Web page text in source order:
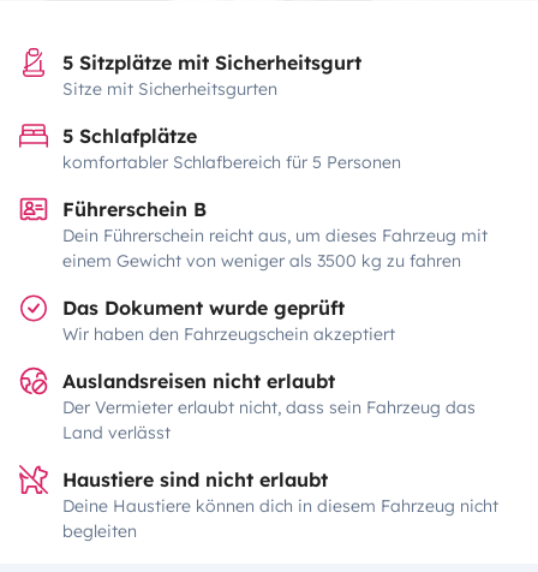
5 Sitzplätze mit Sicherheitsgurt
Sitze mit Sicherheitsgurten
5 Schlafplätze
komfortabler Schlafbereich für 5 Personen
Führerschein B
Dein Führerschein reicht aus, um dieses Fahrzeug mit
einem Gewicht von weniger als 3500 kg zu fahren
Das Dokument wurde geprüft
Wir haben den Fahrzeugschein akzeptiert
Auslandsreisen nicht erlaubt
Der Vermieter erlaubt nicht, dass sein Fahrzeug das
Land verlässt
Haustiere sind nicht erlaubt
Deine Haustiere können dich in diesem Fahrzeug nicht
begleiten